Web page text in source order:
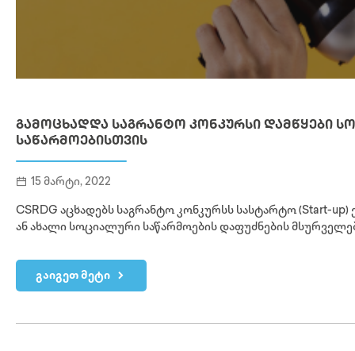
ᲒᲐᲛᲝᲪᲮᲐᲓᲓᲐ ᲡᲐᲒᲠᲐᲜᲢᲝ ᲙᲝᲜᲙᲣᲠᲡᲘ ᲓᲐᲛᲬᲧᲔᲑᲘ
ᲡᲐᲬᲐᲠᲛᲝᲔᲑᲘᲡᲗᲕᲘᲡ
15 მარტი, 2022
CSRDG აცხადებს საგრანტო კონკურსს სასტარტო (Start-up)
ან ახალი სოციალური საწარმოების დაფუძნების
გაიგეთ მეტი